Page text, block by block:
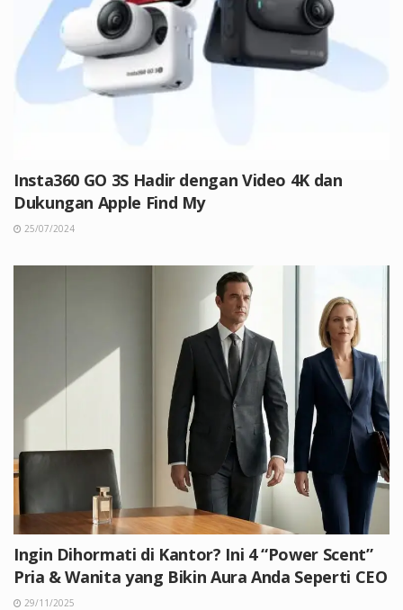
Insta360 GO 3S Hadir dengan Video 4K dan
Dukungan Apple Find My
25/07/2024
Ingin Dihormati di Kantor? Ini 4 “Power Scent”
Pria & Wanita yang Bikin Aura Anda Seperti CEO
29/11/2025